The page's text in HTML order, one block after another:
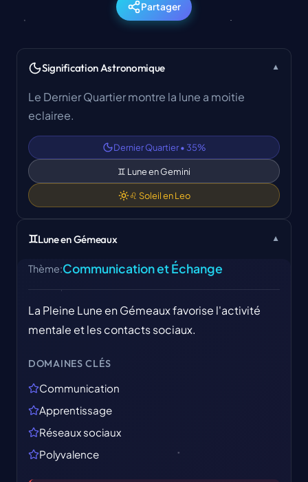
Partager
Signification Astronomique ▼
Le Dernier Quartier montre la lune a moitie
eclairee.
Dernier Quartier•35%
♊ Lune enGemini
♌ Soleil en Leo
♊Lune en Gémeaux ▼
Thème:Communication et Échange
La Pleine Lune en Gémeaux favorise l'activité
mentale et les contacts sociaux.
DOMAINES CLÉS
Communication
Apprentissage
Réseaux sociaux
Polyvalence